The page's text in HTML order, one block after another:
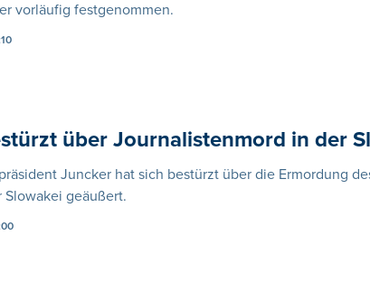
vorläufig festgenommen.
über Journalistenmord in der
Juncker hat sich bestürzt über die Ermordung
Slowakei geäußert.